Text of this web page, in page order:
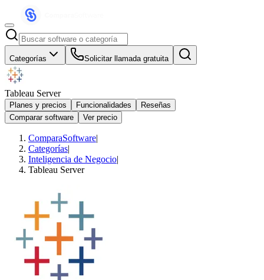
Categorías Solicitar llamada gratuita
Tableau Server
Planes y precios Funcionalidades
Reseñas
Comparar software
Ver precio
ComparaSoftware|
Categorías|
Inteligencia de Negocio|
Tableau Server